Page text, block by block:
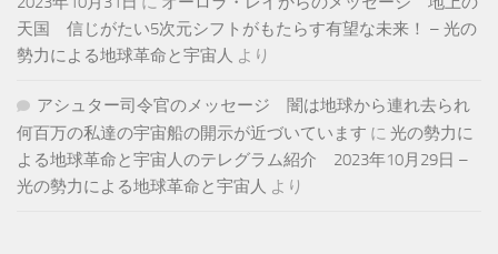
天国 信じがたい5次元シフトがもたらす有望な未来！ – 光の
勢力による地球革命と宇宙人 より
アシュター司令官のメッセージ 闇は地球から連れ去られ
何百万の私達の宇宙船の開示が近づいています に 光の勢力に
よる地球革命と宇宙人のテレグラム紹介 2023年10月29日 –
光の勢力による地球革命と宇宙人 より